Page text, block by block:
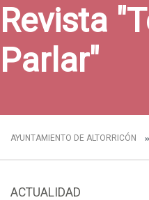
Revista
Parlar"
AYUNTAMIENTO DE ALTORRICÓN
ACTUALIDAD